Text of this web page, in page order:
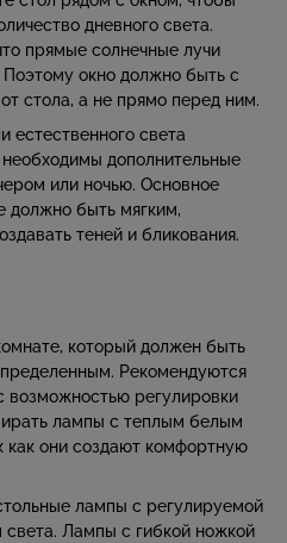
дневного света.
прямые солнечные лучи
окно должно быть с
стола, а не прямо перед ним.
естественного света
необходимы дополнительные
или ночью. Основное
должно быть мягким,
теней и бликования.
который должен быть
Рекомендуются
возможностью регулировки
лампы с теплым белым
как они создают комфортную
лампы с регулируемой
света. Лампы с гибкой ножкой